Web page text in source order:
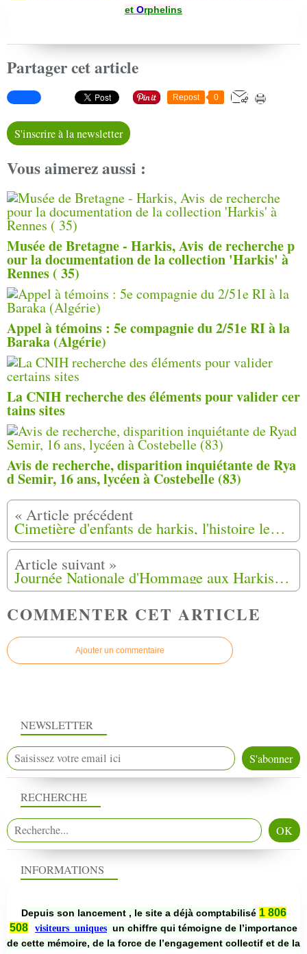
et Orphelins
Partager cet article
Repost 0
S'inscrire à la newsletter
Vous aimerez aussi :
Musée de Bretagne - Harkis, Avis de recherche p
our la documentation de la collection 'Harkis' à
Rennes ( 35)
Appel à témoins : 5e compagnie du 2/51e RI à la
Baraka (Algérie)
La CNIH recherche des éléments pour valider cer
tains sites
Avis de recherche, disparition inquiétante de Rya
d Semir, 16 ans, lycéen à Costebelle (83)
Cimetière d'enfants de harkis, l'histoire lentement révélée à Laudun-L'Ardoise (30)
Journée Nationale d'Hommage aux Harkis le Mercredi 25 septembre 2024 à Saint Martin de Crau, Mas Thibert (13)
COMMENTER CET ARTICLE
Ajouter un commentaire
NEWSLETTER
RECHERCHE
INFORMATIONS
Depuis son lancement , le site a déjà comptabilisé 1 806
508
visiteurs uniques un chiffre qui témoigne de l’importance
de cette mémoire, de la force de l’engagement collectif et de la